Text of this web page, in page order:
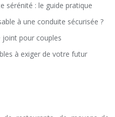
sérénité : le guide pratique
à une conduite sécurisée ?
joint pour couples
à exiger de votre futur